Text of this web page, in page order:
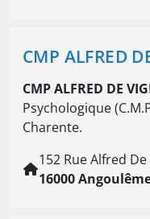
CMP ALFRED
CMP ALFRED DE
Psychologique
Charente.
152 Rue Alfred
16000